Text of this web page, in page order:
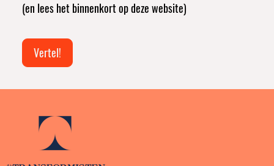
(en lees het binnenkort op deze website)
Vertel!